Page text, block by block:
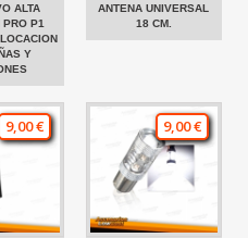
ALTA
P1
Y
ANTENA UNIVERSAL
18 CM.
9,00 € 9,00 €